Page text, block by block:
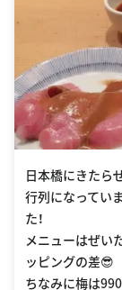
日本橋にきたら
行列になってい
た！
メニューはぜい
ッピングの差😎
ちなみに梅は